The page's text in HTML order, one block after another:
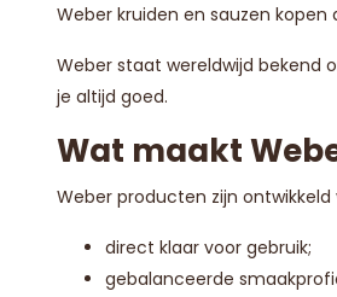
Weber kruiden en sauzen
Weber staat wereldwijd bekend
je altijd goed.
Wat maakt
Weber producten zijn
direct klaar voor gebruik;
gebalanceerde